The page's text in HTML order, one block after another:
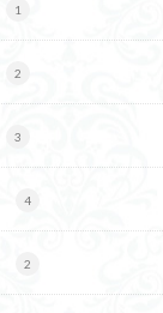
1
2
3
4
2